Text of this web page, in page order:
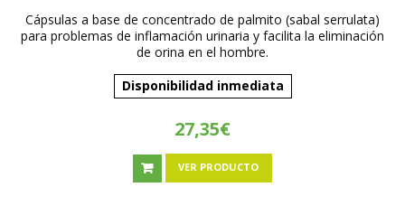
Cápsulas a base de concentrado de palmito (sabal serrulata)
para problemas de inflamación urinaria y facilita la eliminación
de orina en el hombre.
Disponibilidad inmediata
27,35€
VER PRODUCTO